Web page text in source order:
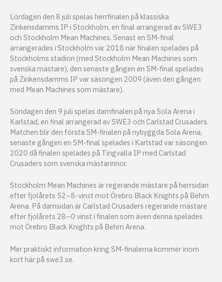
Lördagen den 8 juli spelas herrfinalen på klassiska
Zinkensdamms IP i Stockholm, en final arrangerad av SWE3
och Stockholm Mean Machines. Senast en SM-final
arrangerades i Stockholm var 2018 när finalen spelades på
Stockholms stadion (med Stockholm Mean Machines som
svenska mästare), den senaste gången en SM-final spelades
på Zinkensdamms IP var säsongen 2009 (även den gången
med Mean Machines som mästare).
Söndagen den 9 juli spelas damfinalen på nya Sola Arena i
Karlstad, en final arrangerad av SWE3 och Carlstad Crusaders.
Matchen blir den första SM-finalen på nybyggda Sola Arena,
senaste gången en SM-final spelades i Karlstad var säsongen
2020 då finalen spelades på Tingvalla IP med Carlstad
Crusaders som svenska mästarinnor.
Stockholm Mean Machines är regerande mästare på herrsidan
efter fjolårets 52–8-vinst mot Örebro Black Knights på Behrn
Arena. På damsidan är Carlstad Crusaders regerande mästare
efter fjolårets 28–0 vinst i finalen som även denna spelades
mot Örebro Black Knights på Behrn Arena.
Mer praktiskt information kring SM-finalerna kommer inom
kort här på swe3.se.